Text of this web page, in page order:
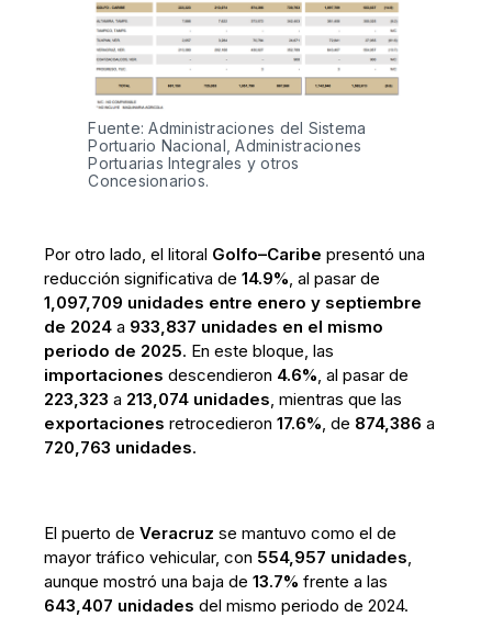
Fuente: Administraciones del Sistema
Portuario Nacional, Administraciones
Portuarias Integrales y otros
Concesionarios.
Por otro lado, el litoral Golfo–Caribe presentó una
reducción significativa de14.9%, al pasar de
1,097,709 unidades entre enero y septiembre
de 2024 a 933,837 unidades en el mismo
periodo de 2025. En este bloque, las
importaciones descendieron 4.6%, al pasar de
223,323 a 213,074 unidades, mientras que las
exportaciones retrocedieron17.6%, de 874,386 a
720,763 unidades.
El puerto deVeracruz se mantuvo como el de
mayor tráfico vehicular, con 554,957 unidades,
aunque mostró una baja de13.7% frente a las
643,407 unidades del mismo periodo de 2024.